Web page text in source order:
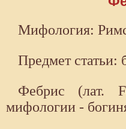
Мифология:
Предмет статьи:
Фебрис (лат.
мифологии -